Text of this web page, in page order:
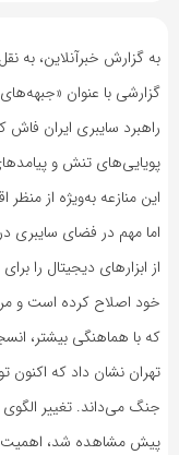
به گزارش خبرآنلاین، به
راهبرد سایبری ایران
پویایی‌های تنش و
این منازعه به‌ویژه از منظر
اما مهم در فضای سایبری
از ابزارهای دیجیتال را
خود اصلاح کرده است و
که با هماهنگی بیشتر،
تهران نشان داد که اکنون
جنگ‌ می‌داند. تغییر الگوی
پیش مشاهده شد، اهمیت